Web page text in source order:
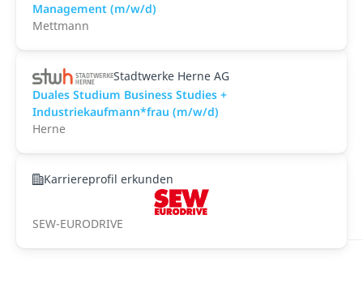
Management (m/w/d)
Mettmann
Stadtwerke Herne AG
Duales Studium Business Studies +
Industriekaufmann*frau (m/w/d)
Herne
Karriereprofil erkunden
SEW-EURODRIVE